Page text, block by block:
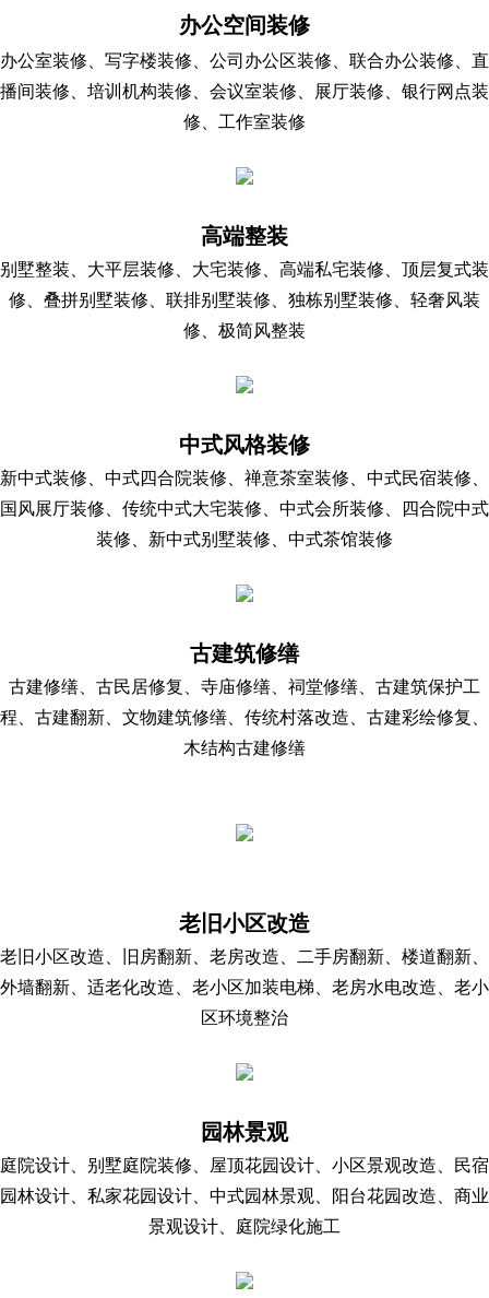
办公空间装修
办公室装修、写字楼装修、公司办公区装修、联合办公装修、直
播间装修、培训机构装修、会议室装修、展厅装修、银行网点装
修、工作室装修
高端整装
别墅整装、大平层装修、大宅装修、高端私宅装修、顶层复式装
修、叠拼别墅装修、联排别墅装修、独栋别墅装修、轻奢风装
修、极简风整装
中式风格装修
新中式装修、中式四合院装修、禅意茶室装修、中式民宿装修、
国风展厅装修、传统中式大宅装修、中式会所装修、四合院中式
装修、新中式别墅装修、中式茶馆装修
古建筑修缮
古建修缮、古民居修复、寺庙修缮、祠堂修缮、古建筑保护工
程、古建翻新、文物建筑修缮、传统村落改造、古建彩绘修复、
木结构古建修缮
老旧小区改造
老旧小区改造、旧房翻新、老房改造、二手房翻新、楼道翻新、
外墙翻新、适老化改造、老小区加装电梯、老房水电改造、老小
区环境整治
园林景观
庭院设计、别墅庭院装修、屋顶花园设计、小区景观改造、民宿
园林设计、私家花园设计、中式园林景观、阳台花园改造、商业
景观设计、庭院绿化施工